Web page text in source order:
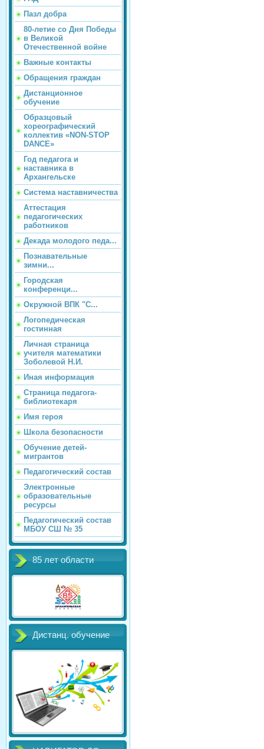
Пазл добра
80-летие со Дня Победы
в Великой
Отечественной войне
Важные контакты
Обращения граждан
Дистанционное
обучение
Образцовый
хореографический
коллектив «NON-STOP
DANCE»
Год педагога и
наставника в
Архангельске
Система наставничества
Аттестация
педагогических
работников
Декада молодого педа...
Познавательные
зимни...
Городская
конференци...
Окружной ВПК "С...
Логопедическая
гостинная
Личная страница
учителя математики
Зоболевой Н.И.
Иная информация
Страница педагога-
библиотекаря
Имя героя
Школа безопасности
Обучение детей-
мигрантов
Педагогический состав
Электронные
образовательные
ресурсы
Педагогический состав
МБОУ СШ № 35
85 лет области
Дистанц. обучение